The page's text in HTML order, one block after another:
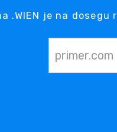
.WIEN je na dosegu